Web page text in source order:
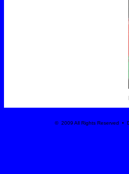
© 2009 All Rights Reserved •